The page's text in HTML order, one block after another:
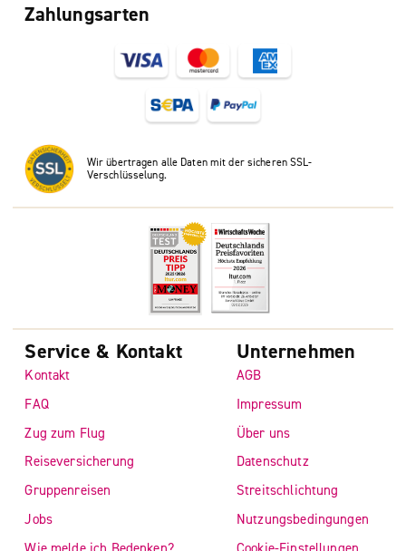
Zahlungsarten
Wir übertragen alle Daten mit der sicheren SSL-
Verschlüsselung.
Service & Kontakt
Kontakt
FAQ
Zug zum Flug
Reiseversicherung
Gruppenreisen
Jobs
Unternehmen
AGB
Impressum
Über uns
Datenschutz
Streitschlichtung
Nutzungsbedingungen